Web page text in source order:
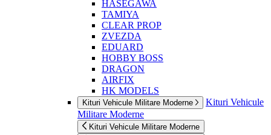
HASEGAWA
TAMIYA
CLEAR PROP
ZVEZDA
EDUARD
HOBBY BOSS
DRAGON
AIRFIX
HK MODELS
Kituri Vehicule Militare Moderne
Kituri Vehicule
Militare Moderne
Kituri Vehicule Militare Moderne